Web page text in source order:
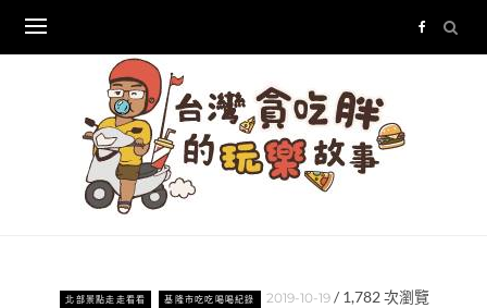
content
北部景點走走看看 基隆市吃吃喝喝紀錄 2019-10-19 / 1,782次瀏覽